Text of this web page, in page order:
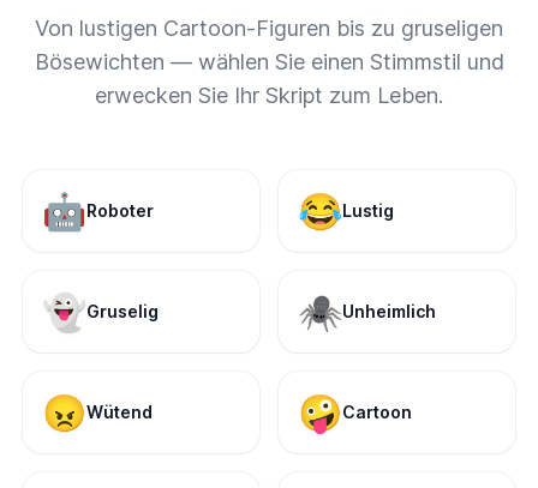
Von lustigen Cartoon-Figuren bis zu gruseligen
Bösewichten — wählen Sie einen Stimmstil und
erwecken Sie Ihr Skript zum Leben.
🤖Roboter 😂Lustig
👻Gruselig 🕷️Unheimlich
😠Wütend 🤪Cartoon